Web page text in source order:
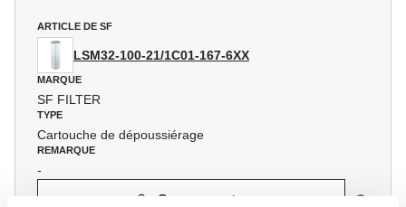
ARTICLE DE SF
LSM32-100-21/1C01-167-6XX
MARQUE
SF FILTER
TYPE
Cartouche de dépoussiérage
REMARQUE
-
Se connecter